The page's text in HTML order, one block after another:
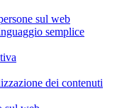
sul web
semplice
dei contenuti